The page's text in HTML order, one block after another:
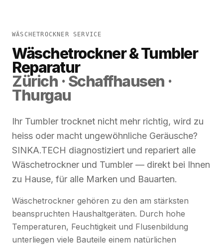
WÄSCHETROCKNER SERVICE
Wäschetrockner & Tumbler
Reparatur
Zürich · Schaffhausen ·
Thurgau
Ihr Tumbler trocknet nicht mehr richtig, wird zu
heiss oder macht ungewöhnliche Geräusche?
SINKA.TECH diagnostiziert und repariert alle
Wäschetrockner und Tumbler — direkt bei Ihnen
zu Hause, für alle Marken und Bauarten.
Wäschetrockner gehören zu den am stärksten
beanspruchten Haushaltgeräten. Durch hohe
Temperaturen, Feuchtigkeit und Flusenbildung
unterliegen viele Bauteile einem natürlichen